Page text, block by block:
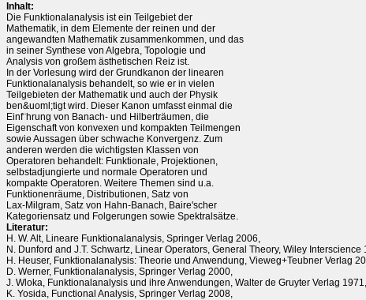
Inhalt:
Die Funktionalanalysis ist ein Teilgebiet der
Mathematik, in dem Elemente der reinen und der
angewandten Mathematik zusammenkommen, und das
in seiner Synthese von Algebra, Topologie und
Analysis von großem ästhetischen Reiz ist.
In der Vorlesung wird der Grundkanon der linearen
Funktionalanalysis behandelt, so wie er in vielen
Teilgebieten der Mathematik und auch der Physik
ben&uoml;tigt wird. Dieser Kanon umfasst einmal die
Einf¨hrung von Banach- und Hilberträumen, die
Eigenschaft von konvexen und kompakten Teilmengen
sowie Aussagen über schwache Konvergenz. Zum
anderen werden die wichtigsten Klassen von
Operatoren behandelt: Funktionale, Projektionen,
selbstadjungierte und normale Operatoren und
kompakte Operatoren. Weitere Themen sind u.a.
Funktionenräume, Distributionen, Satz von
Lax-Milgram, Satz von Hahn-Banach, Baire'scher
Kategoriensatz und Folgerungen sowie Spektralsätze.
Literatur:
H. W. Alt, Lineare Funktionalanalysis, Springer Verlag 2006,
N. Dunford and J.T. Schwartz, Linear Operators, General Theory, Wiley Interscience
H. Heuser, Funktionalanalysis: Theorie und Anwendung, Vieweg+Teubner Verlag
D. Werner, Funktionalanalysis, Springer Verlag 2000,
J. Wloka, Funktionalanalysis und ihre Anwendungen, Walter de Gruyter Verlag 1971,
K. Yosida, Functional Analysis, Springer Verlag 2008,